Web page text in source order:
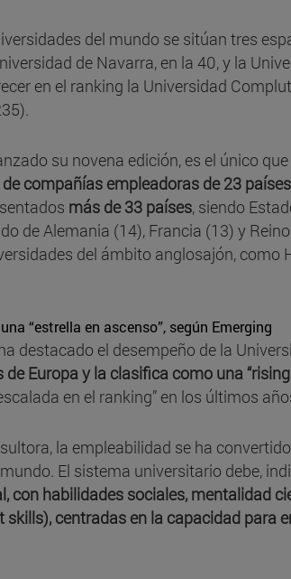
del mundo se sitúan tres
de Navarra, en la 40, y la
en el ranking la Universidad
su novena edición, es el único
compañías empleadoras de 23 países
más de 33 países, siendo
de Alemania (14), Francia (13) y
del ámbito anglosajón, como
“estrella en ascenso”, según Emerging
destacado el desempeño de la
Europa y la clasifica como una
en el ranking” en los últimos
la empleabilidad se ha
El sistema universitario debe,
con habilidades sociales, mentalidad
centradas en la capacidad para